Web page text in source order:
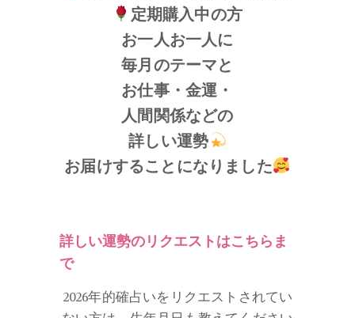
定期購入中の方
お一人お一人に
毎月のテーマと
お仕事・金運・
人間関係などの
詳しい運勢
お届けすることになりました
詳しい運勢のリクエストはこちらま
で
2026年的確占いをリクエストされてい